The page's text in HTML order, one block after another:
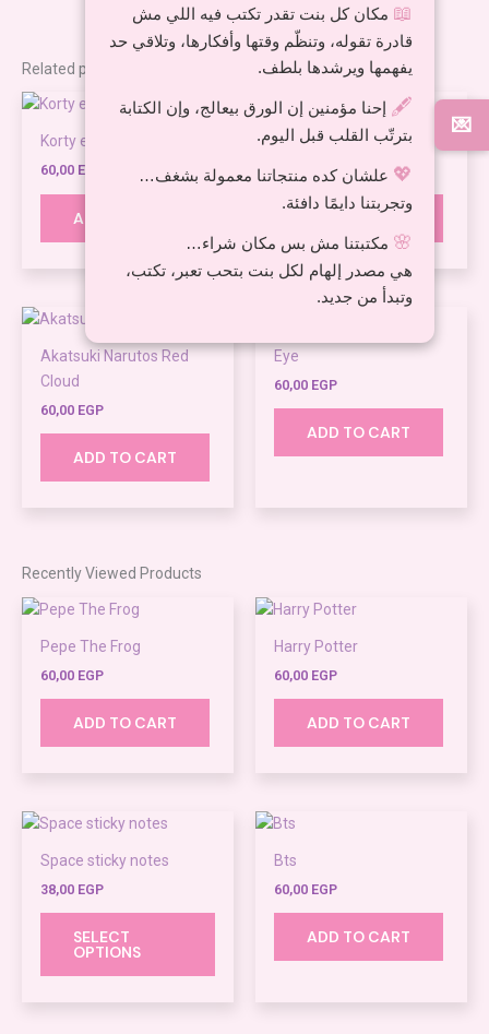
Related products
Korty elbo3bo3
60,00 EGP
ADD TO CART
Donald Duck medal
60,00 EGP
ADD TO CART
Akatsuki Narutos Red
Cloud
60,00 EGP
ADD TO CART
Eye
60,00 EGP
ADD TO CART
Recently Viewed Products
Pepe The Frog
60,00 EGP
ADD TO CART
Harry Potter
60,00 EGP
ADD TO CART
Space sticky notes
38,00 EGP
SELECT
OPTIONS
options
Bts
60,00 EGP
ADD TO CART
💌
📖 مكان كل بنت تقدر تكتب فيه اللي مش
قادرة تقوله، وتنظّم وقتها وأفكارها، وتلاقي حد
يفهمها ويرشدها بلطف.
🖋️ إحنا مؤمنين إن الورق بيعالج، وإن الكتابة
بترتّب القلب قبل اليوم.
💖 علشان كده منتجاتنا معمولة بشغف…
وتجربتنا دايمًا دافئة.
🌸 مكتبتنا مش بس مكان شراء…
هي مصدر إلهام لكل بنت بتحب تعبر، تكتب،
وتبدأ من جديد.